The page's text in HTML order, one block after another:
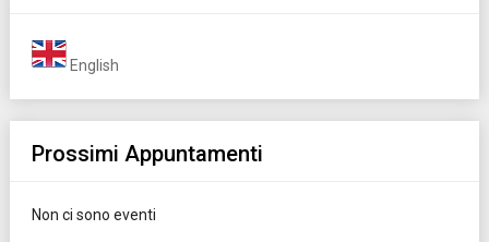
English
Prossimi Appuntamenti
Non ci sono eventi